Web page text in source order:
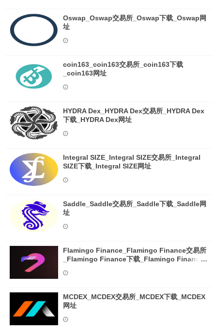
Oswap_Oswap交易所_Oswap下载_Oswap网
址
coin163_coin163交易所_coin163下载
_coin163网址
HYDRA Dex_HYDRA Dex交易所_HYDRA Dex
下载_HYDRA Dex网址
Integral SIZE_Integral SIZE交易所_Integral
SIZE下载_Integral SIZE网址
Saddle_Saddle交易所_Saddle下载_Saddle网
址
Flamingo Finance_Flamingo Finance交易所
_Flamingo Finance下载_Flamingo Finance
MCDEX_MCDEX交易所_MCDEX下载_MCDEX
网址